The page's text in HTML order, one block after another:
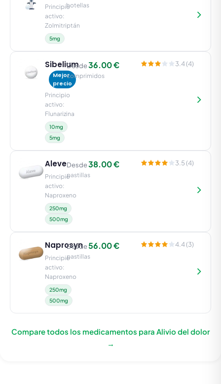
Principio
activo:
Zolmitriptán
5mg
botellas
Sibelium
Mejor
precio
Principio
activo:
Flunarizina
10mg
5mg
Desde36.00 €
comprimidos
3.4 (4)
Aleve
Principio
activo:
Naproxeno
250mg
500mg
Desde38.00 €
pastillas
3.5 (4)
Naprosyn
Principio
activo:
Naproxeno
250mg
500mg
Desde56.00 €
pastillas
4.4 (3)
Compare todos los medicamentos para Alivio del dolor
→